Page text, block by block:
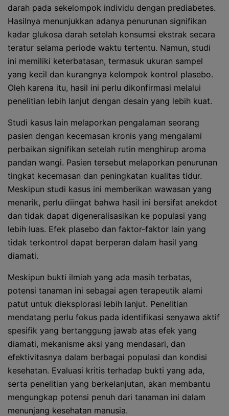
darah pada sekelompok individu dengan prediabetes.
Hasilnya menunjukkan adanya penurunan signifikan
kadar glukosa darah setelah konsumsi ekstrak secara
teratur selama periode waktu tertentu. Namun, studi
ini memiliki keterbatasan, termasuk ukuran sampel
yang kecil dan kurangnya kelompok kontrol plasebo.
Oleh karena itu, hasil ini perlu dikonfirmasi melalui
penelitian lebih lanjut dengan desain yang lebih kuat.
Studi kasus lain melaporkan pengalaman seorang
pasien dengan kecemasan kronis yang mengalami
perbaikan signifikan setelah rutin menghirup aroma
pandan wangi. Pasien tersebut melaporkan penurunan
tingkat kecemasan dan peningkatan kualitas tidur.
Meskipun studi kasus ini memberikan wawasan yang
menarik, perlu diingat bahwa hasil ini bersifat anekdot
dan tidak dapat digeneralisasikan ke populasi yang
lebih luas. Efek plasebo dan faktor-faktor lain yang
tidak terkontrol dapat berperan dalam hasil yang
diamati.
Meskipun bukti ilmiah yang ada masih terbatas,
potensi tanaman ini sebagai agen terapeutik alami
patut untuk dieksplorasi lebih lanjut. Penelitian
mendatang perlu fokus pada identifikasi senyawa aktif
spesifik yang bertanggung jawab atas efek yang
diamati, mekanisme aksi yang mendasari, dan
efektivitasnya dalam berbagai populasi dan kondisi
kesehatan. Evaluasi kritis terhadap bukti yang ada,
serta penelitian yang berkelanjutan, akan membantu
mengungkap potensi penuh dari tanaman ini dalam
menunjang kesehatan manusia.